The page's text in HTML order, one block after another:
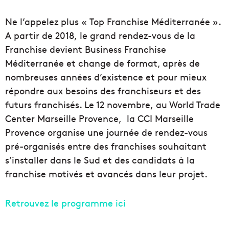
Ne l’appelez plus « Top Franchise Méditerranée ».
A partir de 2018, le grand rendez-vous de la
Franchise devient Business Franchise
Méditerranée et change de format, après de
nombreuses années d’existence et pour mieux
répondre aux besoins des franchiseurs et des
futurs franchisés. Le 12 novembre, au World Trade
Center Marseille Provence, la CCI Marseille
Provence organise une journée de rendez-vous
pré-organisés entre des franchises souhaitant
s’installer dans le Sud et des candidats à la
franchise motivés et avancés dans leur projet.
Retrouvez le programme ici